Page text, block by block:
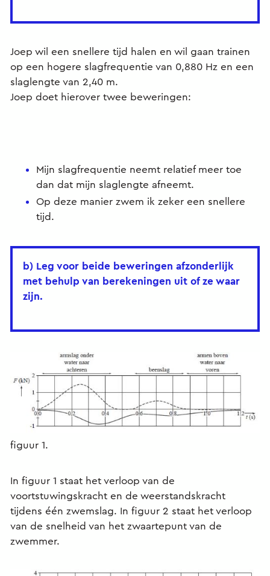
Joep wil een snellere tijd halen en wil gaan trainen
op een hogere slagfrequentie van 0,880 Hz en een
slaglengte van 2,40 m.
Joep doet hierover twee beweringen:
Mijn slagfrequentie neemt relatief meer toe
dan dat mijn slaglengte afneemt.
Op deze manier zwem ik zeker een snellere
tijd.
b) Leg voor beide beweringen afzonderlijk
met behulp van berekeningen uit of ze waar
zijn.
figuur 1.
In figuur 1 staat het verloop van de
voortstuwingskracht en de weerstandskracht
tijdens één zwemslag. In figuur 2 staat het verloop
van de snelheid van het zwaartepunt van de
zwemmer.